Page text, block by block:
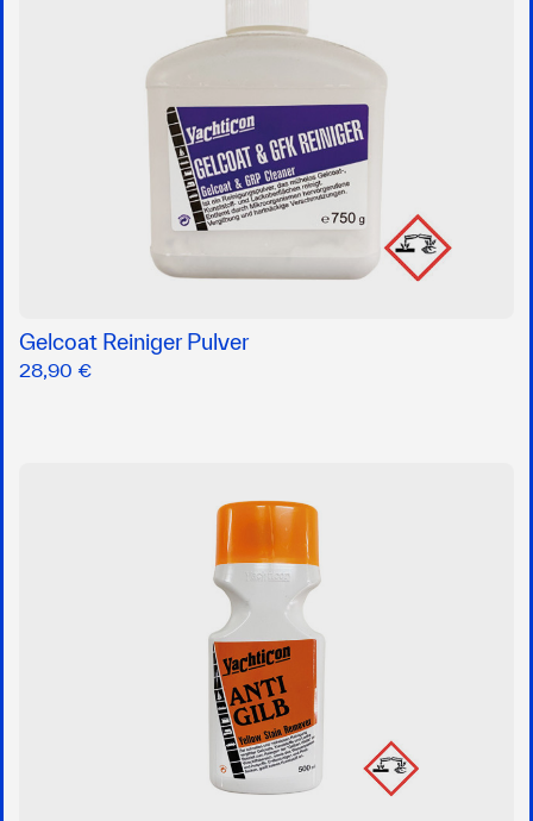
Gelcoat Reiniger Pulver
28,90 €